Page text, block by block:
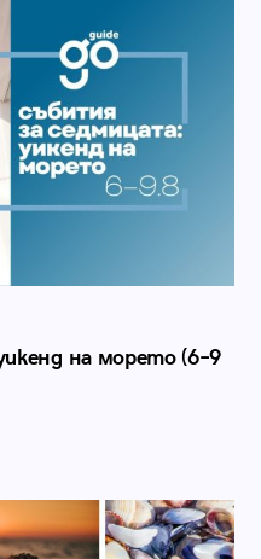
на морето (6–9